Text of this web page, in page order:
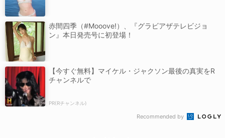
赤間四季（#Mooove!）、『グラビアザテレビジョ
ン』本日発売号に初登場！
【今すぐ無料】マイケル・ジャクソン最後の真実をR
チャンネルで
PR(Rチャンネル)
Recommended by